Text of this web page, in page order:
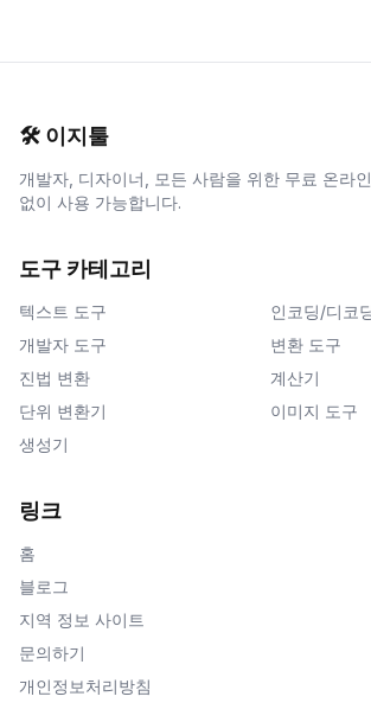
🛠️ 이지툴
개발자, 디자이너, 모든 사람을 위한 무료 온라
없이 사용 가능합니다.
도구 카테고리
텍스트 도구
인코딩/디코
개발자 도구
변환 도구
진법 변환
계산기
단위 변환기
이미지 도구
생성기
링크
홈
블로그
지역 정보 사이트
문의하기
개인정보처리방침